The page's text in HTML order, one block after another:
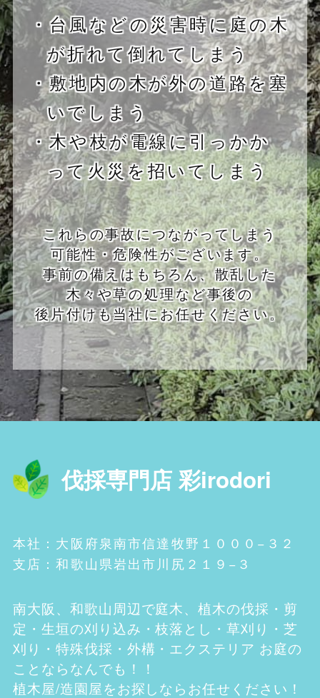
・台風などの災害時に庭の木
が折れて倒れてしまう
・敷地内の木が外の道路を塞
いでしまう
・木や枝が電線に引っかか
って火災を招いてしまう
これらの事故につながってしまう
可能性・危険性がございます。
事前の備えはもちろん、散乱した
木々や草の処理など事後の
後片付けも当社にお任せください。
伐採専門店 彩irodori
本社：大阪府泉南市信達牧野１０００−３２
支店：和歌山県岩出市川尻２１９−３
南大阪、和歌山周辺で庭木、植木の伐採・剪
定・生垣の刈り込み・枝落とし・草刈り・芝
刈り・特殊伐採・外構・エクステリア お庭の
ことならなんでも！！
植木屋/造園屋をお探しならお任せください！